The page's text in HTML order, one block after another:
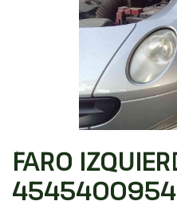
FARO
4545400954